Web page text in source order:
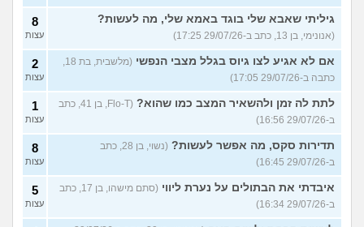
גיליתי שאבא שלי בוגד באמא שלי, מה לעשות?
(אנונימי, בן 13, כתב ב-29/07/26 17:25)
8
עצות
אם לא אגיע לצו גיוס בגלל מצבי הנפשי
כתבה ב-29/07/26 17:05)
2
עצות
לתת לה זמן ולהשאיר המצב כמו שהוא?
(Flo-T, בן 41, כתב
ב-29/07/26 16:56)
1
עצות
תדירות סקס, מה אפשר לעשות?
(נשוי, בן 28, כתב
ב-29/07/26 16:45)
8
עצות
איבדתי את הבתולים על נערת ליווי
(סתם מישהו, בן 17, כתב
ב-29/07/26 16:34)
5
עצות